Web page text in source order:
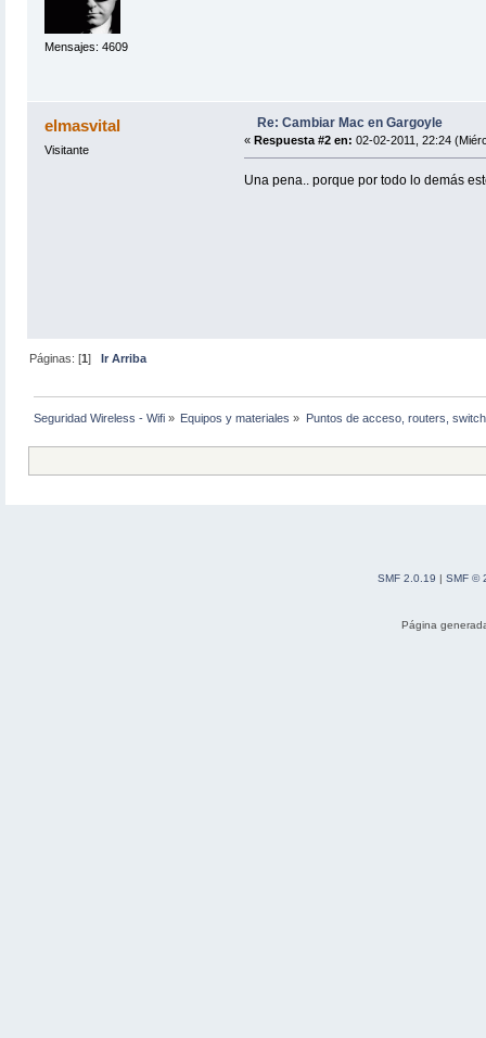
Mensajes: 4609
elmasvital
Visitante
Re: Cambiar Mac en Gargoyle
« Respuesta #2 en: 02-02-2011, 22:24
Una pena.. porque por todo lo demás
Páginas: [1] Ir Arriba
Seguridad Wireless - Wifi » Equipos y materiales » Puntos de acceso, routers,
SMF 2.0.19
SMF ©
Página